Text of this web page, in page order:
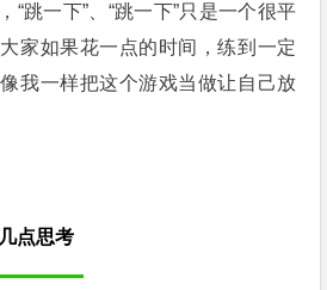
“跳一下”、“跳一下”只是一个很平
家如果花一点的时间，练到一定
我一样把这个游戏当做让自己放
点思考